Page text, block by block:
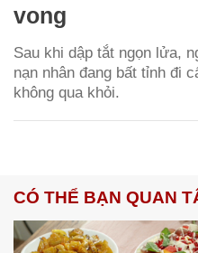
vong
Sau khi dập tắt ngọn lửa,
nạn nhân đang bất tỉnh đi
không qua khỏi.
CÓ THỂ BẠN QUAN